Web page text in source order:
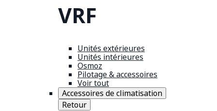
VRF
Unités extérieures
Unités intérieures
Osmoz
Pilotage & accessoires
Voir tout
Accessoires de climatisation
Retour